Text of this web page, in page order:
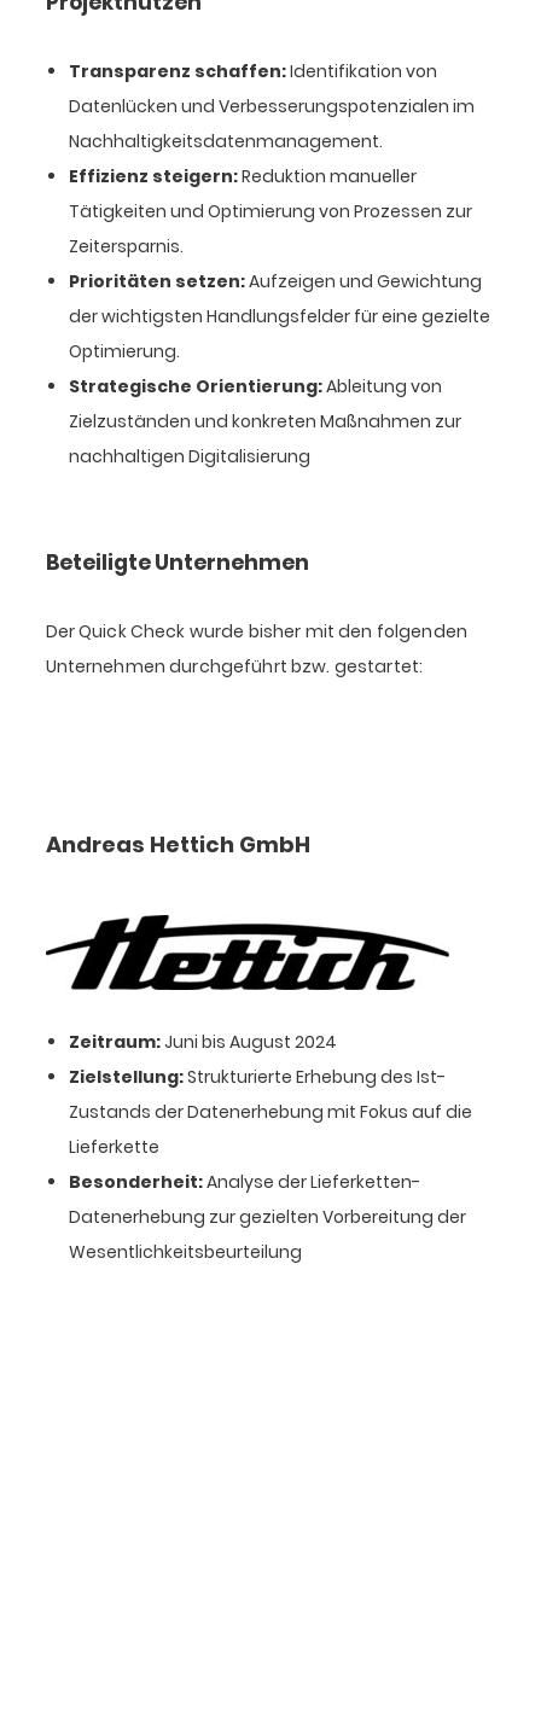
Transparenz schaffen:Identifikation von
Datenlücken und Verbesserungspotenzialen im
Nachhaltigkeitsdatenmanagement.
Effizienz steigern:Reduktion manueller
Tätigkeiten und Optimierung von Prozessen zur
Zeitersparnis.
Prioritäten setzen:Aufzeigen und Gewichtung
der wichtigsten Handlungsfelder für eine gezielte
Optimierung.
Strategische Orientierung:Ableitung von
Zielzuständen und konkreten Maßnahmen zur
nachhaltigen Digitalisierung
Beteiligte Unternehmen
Der Quick Check wurde bisher mit den folgenden
Unternehmen durchgeführt bzw. gestartet:
Andreas Hettich GmbH
Zeitraum:Juni bis August 2024
Zielstellung:Strukturierte Erhebung des Ist-
Zustands der Datenerhebung mit Fokus auf die
Lieferkette
Besonderheit:Analyse der Lieferketten-
Datenerhebung zur gezielten Vorbereitung der
Wesentlichkeitsbeurteilung